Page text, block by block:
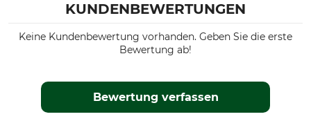
KUNDENBEWERTUNGEN
Keine Kundenbewertung vorhanden. Geben Sie die erste
Bewertung ab!
Bewertung verfassen